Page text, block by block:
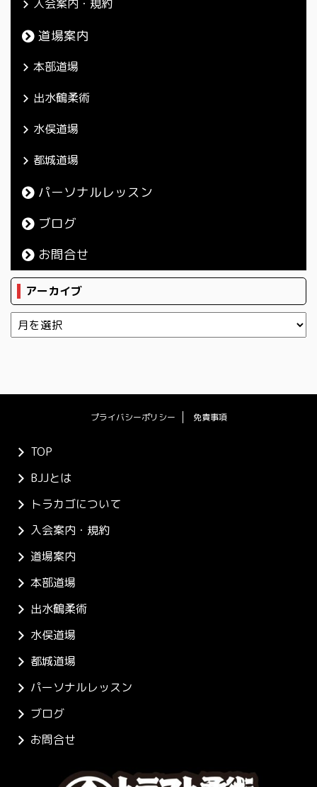
入会案内・規約
道場案内
本部道場
出水鶴柔術
水俣道場
都城道場
パーソナルレッスン
ブログ
お問合せ
アーカイブ
プライバシーポリシー 免責事項
TOP
BJJとは
トラカゴについて
入会案内・規約
道場案内
本部道場
出水鶴柔術
水俣道場
都城道場
パーソナルレッスン
ブログ
お問合せ